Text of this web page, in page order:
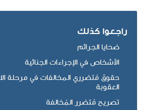
راجعوا كذلك
ضحايا الجرائم
الأشخاص في الإجراءات الجنائية
حقوق مُتضرري المخالفات في مرحلة
العقوبة
تصريح مُتضرر المُخالفة